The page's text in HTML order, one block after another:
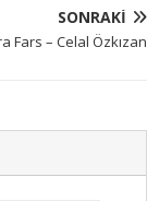
SONRAKI
Fars – Celal Özkızan